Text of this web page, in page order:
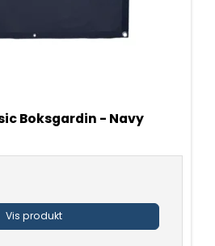
Boksgardin - Navy
Vis produkt